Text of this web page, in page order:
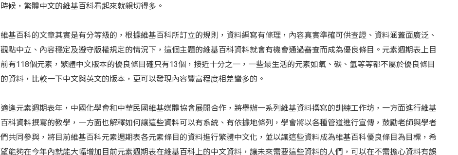
時候，繁體中文的維基百科看起來就親切得多。
維基百科的文章其實是有分等級的，根據維基百科所訂立的規則，資料編寫有條理，內容真實準確可供查證、資料涵蓋面廣泛、
觀點中立、內容穩定及遵守版權規定的情況下，這個主題的維基百科資料就會有機會通過審查而成為優良條目。元素週期表上目
前有118個元素，繁體中文版本的優良條目確只有13個，接近十分之一，一些最生活的元素如氧、碳、氫等等都不屬於優良條目
的資料，比較一下中文與英文的版本，更可以發現內容豐富程度相差蠻多的。
適逢元素週期表年，中國化學會和中華民國維基媒體協會展開合作，將舉辦一系列維基資料撰寫的訓練工作坊，一方面進行維基
百科資料撰寫的教學，一方面也解釋如何讓這些資料可以有系統、有依據地條列，學會將以各種管道進行宣傳，鼓勵老師與學者
們共同參與，將目前維基百科元素週期表各元素條目的資料進行繁體中文化，並以讓這些資料成為維基百科優良條目為目標，希
望能夠在今年內就能大幅增加目前元素週期表在維基百科上的中文資料，讓未來需要這些資料的人們，可以在不需擔心資料有誤